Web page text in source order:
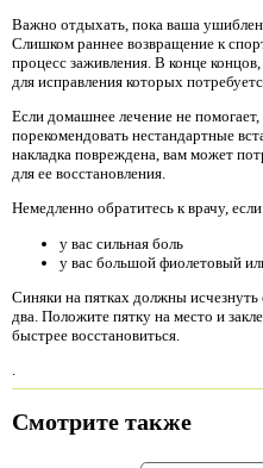
Важно отдыхать, пока ваша
Слишком раннее возвращение к
процесс заживления. В конце
для исправления которых
Если домашнее лечение не
порекомендовать нестандартные
накладка повреждена, вам может
для ее восстановления.
Немедленно обратитесь к врачу,
у вас сильная боль
у вас большой фиолетовый
Синяки на пятках должны исчезнуть
два. Положите пятку на место и
быстрее восстановиться.
.
Смотрите также